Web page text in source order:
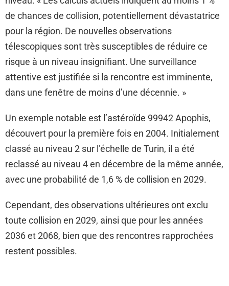
de chances de collision, potentiellement dévastatrice
pour la région. De nouvelles observations
télescopiques sont très susceptibles de réduire ce
risque à un niveau insignifiant. Une surveillance
attentive est justifiée si la rencontre est imminente,
dans une fenêtre de moins d’une décennie. »
Un exemple notable est l’astéroïde 99942 Apophis,
découvert pour la première fois en 2004. Initialement
classé au niveau 2 sur l’échelle de Turin, il a été
reclassé au niveau 4 en décembre de la même année,
avec une probabilité de 1,6 % de collision en 2029.
Cependant, des observations ultérieures ont exclu
toute collision en 2029, ainsi que pour les années
2036 et 2068, bien que des rencontres rapprochées
restent possibles.